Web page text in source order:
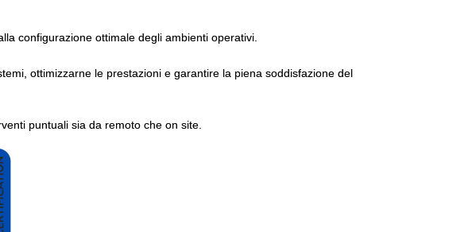
configurazione ottimale degli ambienti operativi.
ottimizzarne le prestazioni e garantire la piena soddisfazione del
puntuali sia da remoto che on site.